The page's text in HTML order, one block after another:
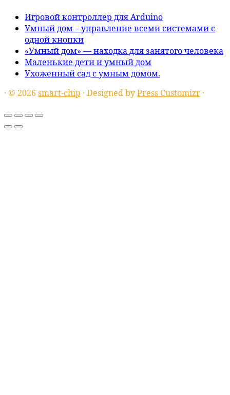
Игровой контроллер для Arduino
Умный дом – управление всеми системами с
одной кнопки
«Умный дом» — находка для занятого человека
Маленькие дети и умный дом
Ухоженный сад с умным домом.
· © 2026 smart-chip · Designed byPress Customizr ·